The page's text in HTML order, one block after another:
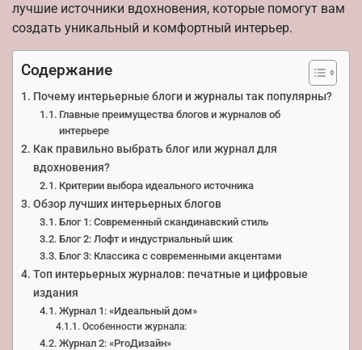
лучшие источники вдохновения, которые помогут вам
создать уникальный и комфортный интерьер.
Содержание
Почему интерьерные блоги и журналы так популярны?
Главные преимущества блогов и журналов об
интерьере
Как правильно выбрать блог или журнал для
вдохновения?
Критерии выбора идеального источника
Обзор лучших интерьерных блогов
Блог 1: Современный скандинавский стиль
Блог 2: Лофт и индустриальный шик
Блог 3: Классика с современными акцентами
Топ интерьерных журналов: печатные и цифровые
издания
Журнал 1: «Идеальный дом»
Особенности журнала:
Журнал 2: «ProДизайн»